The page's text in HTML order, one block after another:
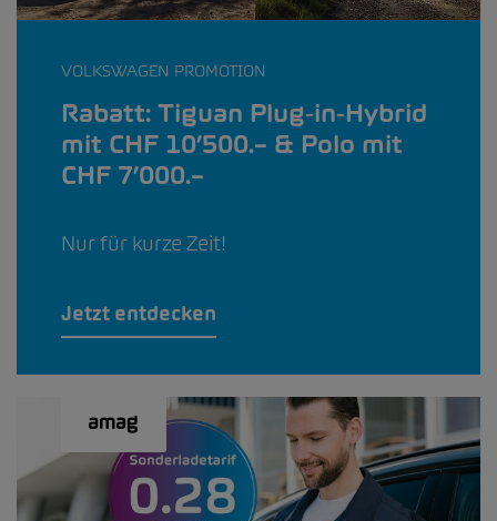
VOLKSWAGEN PROMOTION
Rabatt: Tiguan Plug‑in‑Hybrid
mit CHF 10’500.– & Polo mit
CHF 7’000.–
Nur für kurze Zeit!
Jetzt entdecken